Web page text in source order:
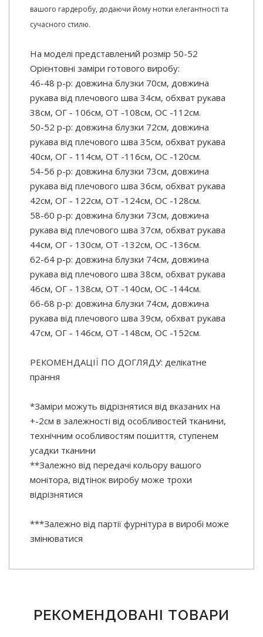
вашого гардеробу, додаючи йому нотки елегантності та
сучасного стилю.
На моделі представлений розмір 50-52
Орієнтовні заміри готового виробу:
46-48 р-р: довжина блузки 70см, довжина
рукава від плечового шва 34см, обхват рукава
38см, ОГ - 106см, ОТ -108см, OC -112см.
50-52 р-р: довжина блузки 72см, довжина
рукава від плечового шва 35см, обхват рукава
40см, ОГ - 114см, ОТ -116см, OC -120см.
54-56 р-р: довжина блузки 73см, довжина
рукава від плечового шва 36см, обхват рукава
42см, ОГ - 122см, ОТ -124см, OC -128см.
58-60 р-р: довжина блузки 73см, довжина
рукава від плечового шва 37см, обхват рукава
44см, ОГ - 130см, ОТ -132см, OC -136см.
62-64 р-р: довжина блузки 74см, довжина
рукава від плечового шва 38см, обхват рукава
46см, ОГ - 138см, ОТ -140см, OC -144см.
66-68 р-р: довжина блузки 74см, довжина
рукава від плечового шва 39см, обхват рукава
47см, ОГ - 146см, ОТ -148см, OC -152см.
РЕКОМЕНДАЦІЇ ПО ДОГЛЯДУ: делікатне
прання
*Заміри можуть відрізнятися від вказаних на
+-2см в залежності від особливостей тканини,
технічним особливостям пошиття, ступенем
усадки тканини
**Залежно від передачі кольору вашого
монітора, відтінок виробу може трохи
відрізнятися
***Залежно від партії фурнітура в виробі може
змінюватися
РЕКОМЕНДОВАНІ ТОВАРИ